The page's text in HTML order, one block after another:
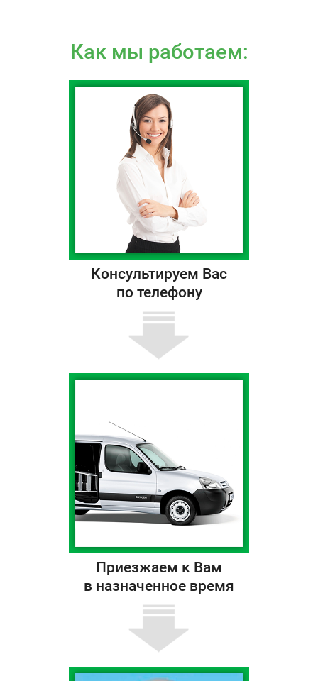
Как мы работаем:
Консультируем Вас
по телефону
Приезжаем к Вам
в назначенное время